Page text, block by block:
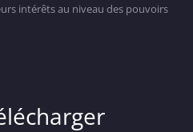
intérêts au niveau des pouvoirs